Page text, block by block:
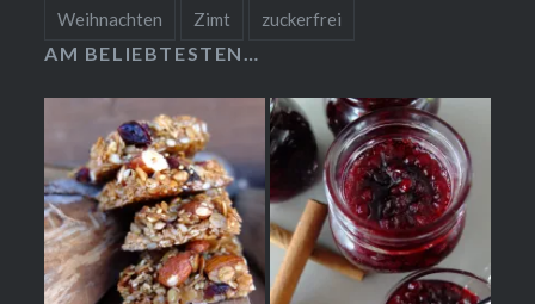
Weihnachten Zimt zuckerfrei
AM BELIEBTESTEN…